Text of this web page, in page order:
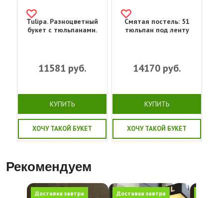
Tulipa. Разноцветный
букет с тюльпанами.
11581 руб.
КУПИТЬ
ХОЧУ ТАКОЙ БУКЕТ
Смятая постель: 51
тюльпан под ленту
14170руб.
КУПИТЬ
ХОЧУ ТАКОЙ БУКЕТ
Рекомендуем
Доставка завтра Доставка завтра